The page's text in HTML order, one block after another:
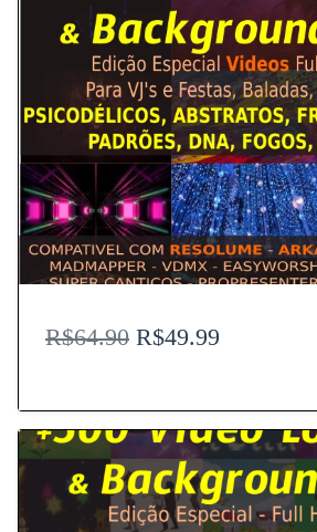
R$64.90 R$49.99